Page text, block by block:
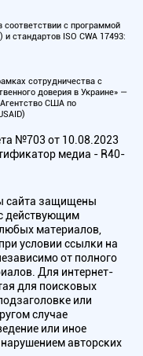
с программой
стандартов ISO CWA 17493:
сотрудничества с
доверия в Украине» —
США по
№703 от 10.08.2023
медиа - R40-
сайта защищены
действующим
материалов,
условии ссылки на
от полного
Для интернет-
для поисковых
или
случае
или иное
авторских